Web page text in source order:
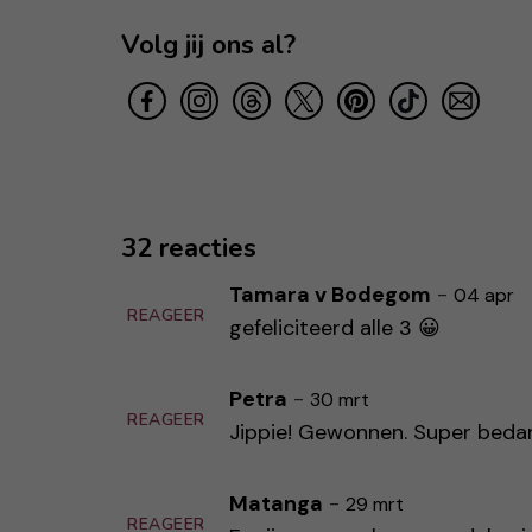
Volg jij ons al?
32 reacties
REAGEER
Tamara v Bodegom - 04 apr
gefeliciteerd alle 3 😀
REAGEER
Petra - 30 mrt
Jippie! Gewonnen. Super
REAGEER
Matanga - 29 mrt